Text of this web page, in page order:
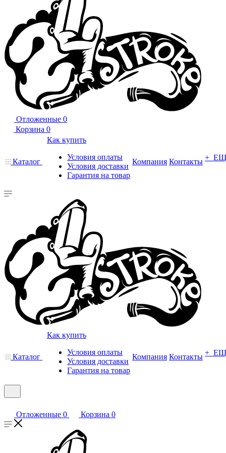
Отложенные 0
Корзина 0
Каталог
Как купить
Условия оплаты
Условия доставки
Гарантия на товар
Компания Контакты +
Каталог
Как купить
Условия оплаты
Условия доставки
Гарантия на товар
Компания Контакты +
Отложенные 0 Корзина 0